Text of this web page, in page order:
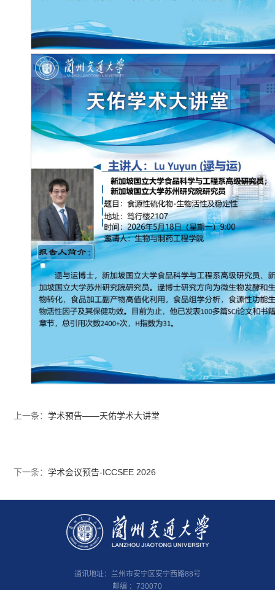
上一条：学术预告——天佑学术大讲堂
下一条：学术会议预告-ICCSEE 2026
通讯地址：兰州市安宁区安宁西路88号
邮编 ：730070